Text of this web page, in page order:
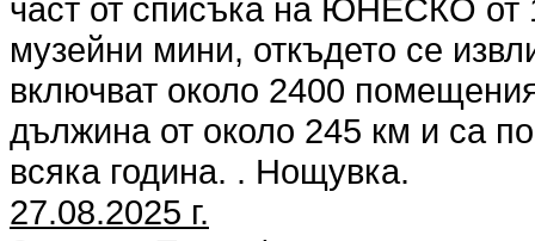
част от списъка на ЮНЕСКО от
музейни мини, откъдето се
включват около 2400
дължина от около 245 км и са
всяка година. . Нощувка.
27.08.2025 г.